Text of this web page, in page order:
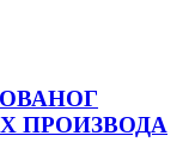
ПРОИЗВОДА